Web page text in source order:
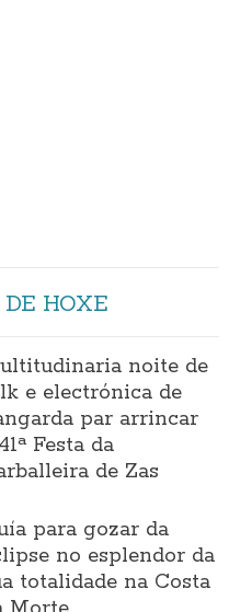
HOXE
noite de
e electrónica de
par arrincar
Festa da
de Zas
para gozar da
no esplendor da
totalidade na Costa